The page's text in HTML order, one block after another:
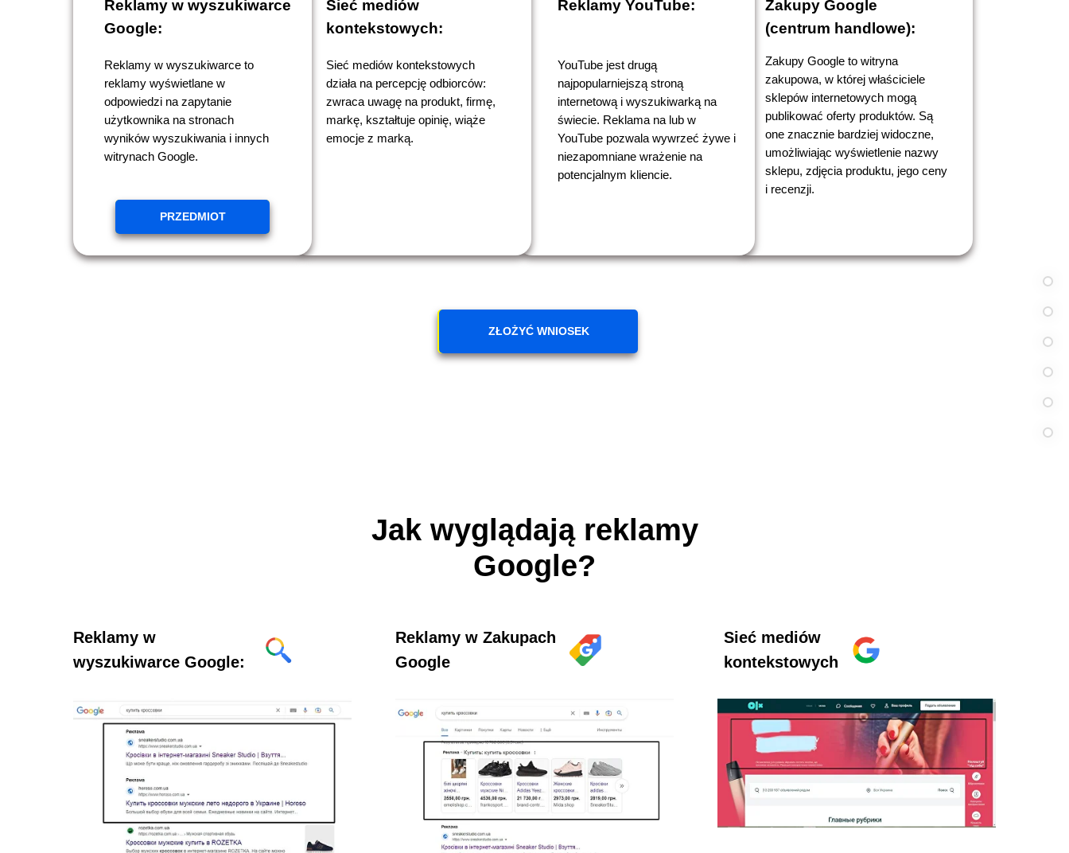
Zakupy Google
(centrum handlowe):
Zakupy Google to witryna
zakupowa, w której właściciele
sklepów internetowych mogą
publikować oferty produktów. Są
one znacznie bardziej widoczne,
umożliwiając wyświetlenie nazwy
sklepu, zdjęcia produktu, jego ceny
i recenzji.
Reklamy YouTube:
YouTube jest drugą
najpopularniejszą stroną
internetową i wyszukiwarką na
świecie. Reklama na lub w
YouTube pozwala wywrzeć żywe i
niezapomniane wrażenie na
potencjalnym kliencie.
Sieć mediów
kontekstowych:
Sieć mediów kontekstowych
działa na percepcję odbiorców:
zwraca uwagę na produkt, firmę,
markę, kształtuje opinię, wiąże
emocje z marką.
PRZEDMIOT
Reklamy w wyszukiwarce to
reklamy wyświetlane w
odpowiedzi na zapytanie
użytkownika na stronach
wyników wyszukiwania i innych
witrynach Google.
Reklamy w wyszukiwarce
Google:
ZŁOŻYĆ WNIOSEK
Jak wyglądają reklamy
Google?
Reklamy w
wyszukiwarce Google:
Reklamy w Zakupach
Google
Sieć mediów
kontekstowych